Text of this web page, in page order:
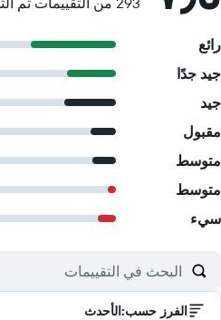
رائع
جيد جدًا
جيد
مقبول
متوسط
متوسط
سيء
الفرز حسب:الأحدث